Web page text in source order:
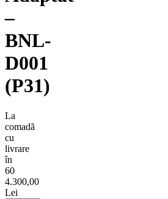
–
BNL-
D001
(P31)
La
comadã
cu
livrare
în
60
4.300,00
Lei